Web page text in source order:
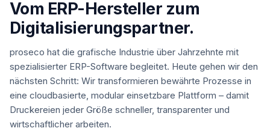
Vom ERP-Hersteller zum
Digitalisierungs­partner.
proseco hat die grafische Industrie über Jahrzehnte mit
spezialisierter ERP-Software begleitet. Heute gehen wir den
nächsten Schritt: Wir transformieren bewährte Prozesse in
eine cloudbasierte, modular einsetzbare Plattform – damit
Druckereien jeder Größe schneller, transparenter und
wirtschaftlicher arbeiten.